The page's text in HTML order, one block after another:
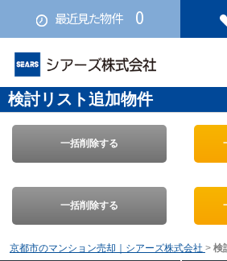
最近見た物件 0
検討リスト追加物件
一括削除する
一括削除する
京都市のマンション売却｜シアーズ株式会社 > 検